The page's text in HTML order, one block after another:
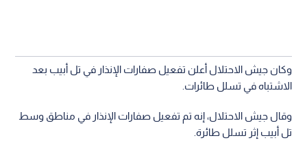
وكان جيش الاحتلال أعلن تفعيل صفارات الإنذار في تل أبيب بعد
الاشتباه في تسلل طائرات.
وقال جيش الاحتلال، إنه تم تفعيل صفارات الإنذار في مناطق وسط
تل أبيب إثر تسلل طائرة.